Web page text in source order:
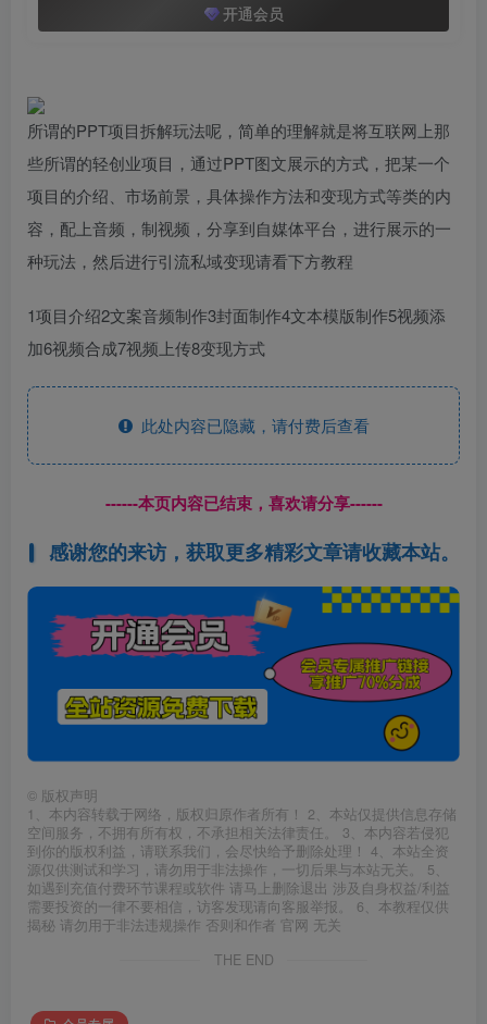
开通会员
所谓的PPT项目拆解玩法呢，简单的理解就是将互联网上那
些所谓的轻创业项目，通过PPT图文展示的方式，把某一个
项目的介绍、市场前景，具体操作方法和变现方式等类的内
容，配上音频，制视频，分享到自媒体平台，进行展示的一
种玩法，然后进行引流私域变现请看下方教程
1项目介绍2文案音频制作3封面制作4文本模版制作5视频添
加6视频合成7视频上传8变现方式
此处内容已隐藏，请付费后查看
------本页内容已结束，喜欢请分享------
感谢您的来访，获取更多精彩文章请收藏本站。
© 版权声明
1、本内容转载于网络，版权归原作者所有！ 2、本站仅提供信息存储
空间服务，不拥有所有权，不承担相关法律责任。 3、本内容若侵犯
到你的版权利益，请联系我们，会尽快给予删除处理！ 4、本站全资
源仅供测试和学习，请勿用于非法操作，一切后果与本站无关。 5、
如遇到充值付费环节课程或软件 请马上删除退出 涉及自身权益/利益
需要投资的一律不要相信，访客发现请向客服举报。 6、本教程仅供
揭秘 请勿用于非法违规操作 否则和作者 官网 无关
THE END